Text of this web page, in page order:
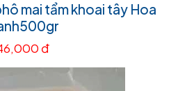
mai tẩm khoai tây Hoa
đ